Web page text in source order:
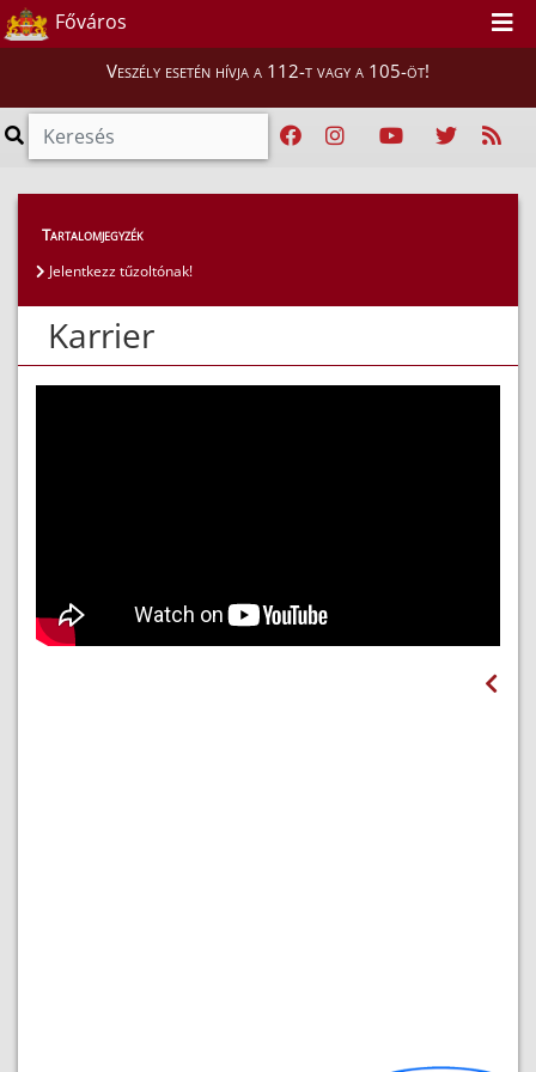
Főváros
Veszély esetén hívja a 112-t vagy a 105-öt!
Magunkról
Tartalomjegyzék
Jelentkezz tűzoltónak!
Karrier